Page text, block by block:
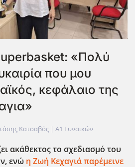
«Πολύ
που μου
κεφάλαιο της
Κατσαβός | Α1 Γυναικών
ακάθεκτος το σχεδιασμό του
ενώ η Ζωή Κεχαγιά παρέμεινε